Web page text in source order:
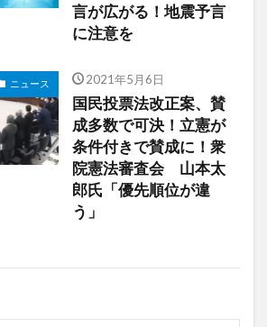
言が広がる！地震予言
に注意を
ニュース 2021年5月6日
国民投票法改正案、賛
成多数で可決！立憲が
条件付きで賛成に！衆
院憲法審査会 山本太
郎氏「優先順位が違
う」